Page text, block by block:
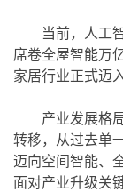
当前，人工
席卷全屋智能万
家居行业正式迈
产业发展格
转移，从过去单
迈向空间智能、
面对产业升级关